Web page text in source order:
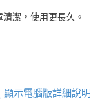
潔，使用更長久。
顯示電腦版詳細說明